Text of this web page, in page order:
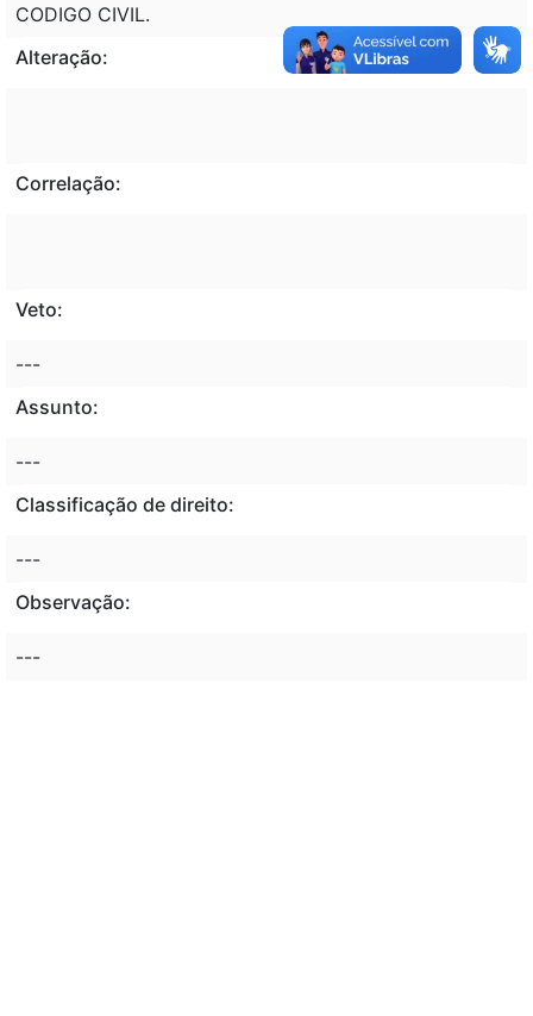
CODIGO CIVIL.
Alteração:
Correlação:
Veto:
---
Assunto:
---
Classificação de direito:
---
Observação:
---